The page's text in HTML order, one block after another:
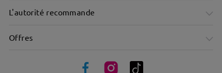
L'autorité recommande
Offres